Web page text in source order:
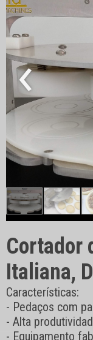
‹
Cortador
Italiana,
Características:
- Pedaços com
- Alta
- Equipamento